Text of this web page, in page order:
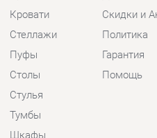
Тумбы
Шкафы
Комплектующие
Шоурум и склад самовывоза
Адрес: г. Екатеринбург, пер.